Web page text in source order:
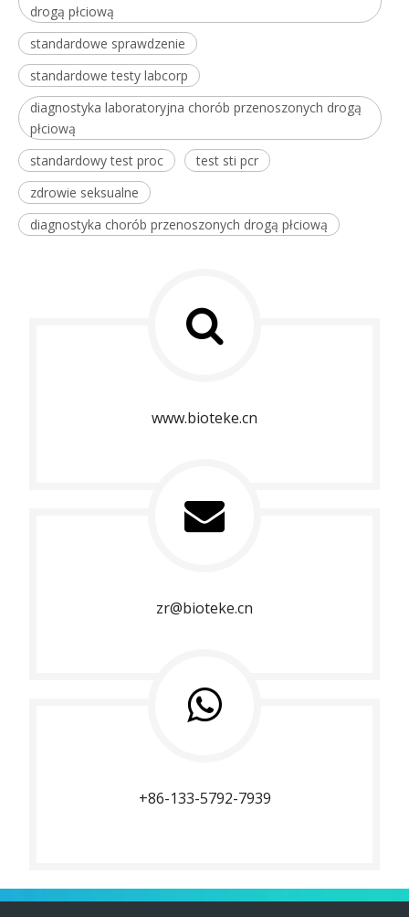
drogą płciową
standardowe sprawdzenie
standardowe testy labcorp
diagnostyka laboratoryjna chorób przenoszonych drogą
płciową
standardowy test proc
test sti pcr
zdrowie seksualne
diagnostyka chorób przenoszonych drogą płciową
www.bioteke.cn
zr@bioteke.cn
+86-133-5792-7939